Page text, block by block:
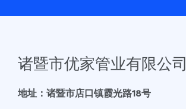
诸暨市优家管业有限公司
地址：诸暨市店口镇霞光路18号